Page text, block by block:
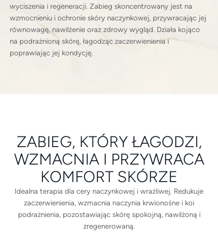
wyciszenia i regeneracji. Zabieg skoncentrowany jest na
wzmocnieniu i ochronie skóry naczynkowej, przywracając jej
równowagę, nawilżenie oraz zdrowy wygląd. Działa kojąco
na podrażnioną skórę, łagodząc zaczerwienienia i
poprawiając jej kondycję.
ZABIEG, KTÓRY ŁAGODZI,
WZMACNIA I PRZYWRACA
KOMFORT SKÓRZE
Idealna terapia dla cery naczynkowej i wrażliwej. Redukuje
zaczerwienienia, wzmacnia naczynia krwionośne i koi
podrażnienia, pozostawiając skórę spokojną, nawilżoną i
zregenerowaną.